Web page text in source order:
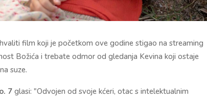
film koji je početkom ove godine stigao na streaming
Božića i trebate odmor od gledanja Kevina koji ostaje
suze.
7 glasi: "Odvojen od svoje kćeri, otac s intelektualnim